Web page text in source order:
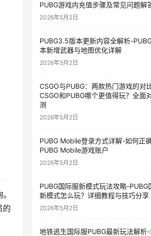
的
PUBG游戏内充值步骤及常见问题解
2026年5月2日
PUBG3.5版本更新内容全解析-
本新增武器与地图优化详解
2026年5月2日
CSGO与PUBG：两款热门游戏的对
CSGO和PUBG哪个更值得玩？全面
测
2026年5月2日
PUBG Mobile登录方式详解-如何正
PUBG Mobile游戏账户
2026年5月2日
PUBG国际服新模式玩法攻略-PUBG
新模式怎么玩？详细教程与技巧分享
2026年5月2日
地铁逃生国际服PUBG最新玩法解析